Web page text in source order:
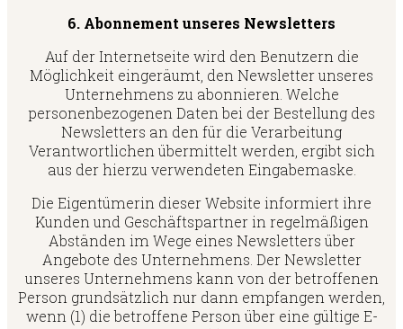
6. Abonnement unseres Newsletters
Auf der Internetseite wird den Benutzern die
Möglichkeit eingeräumt, den Newsletter unseres
Unternehmens zu abonnieren. Welche
personenbezogenen Daten bei der Bestellung des
Newsletters an den für die Verarbeitung
Verantwortlichen übermittelt werden, ergibt sich
aus der hierzu verwendeten Eingabemaske.
Die Eigentümerin dieser Website informiert ihre
Kunden und Geschäftspartner in regelmäßigen
Abständen im Wege eines Newsletters über
Angebote des Unternehmens. Der Newsletter
unseres Unternehmens kann von der betroffenen
Person grundsätzlich nur dann empfangen werden,
wenn (1) die betroffene Person über eine gültige E-